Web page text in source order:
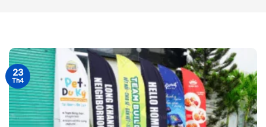
23
Th4